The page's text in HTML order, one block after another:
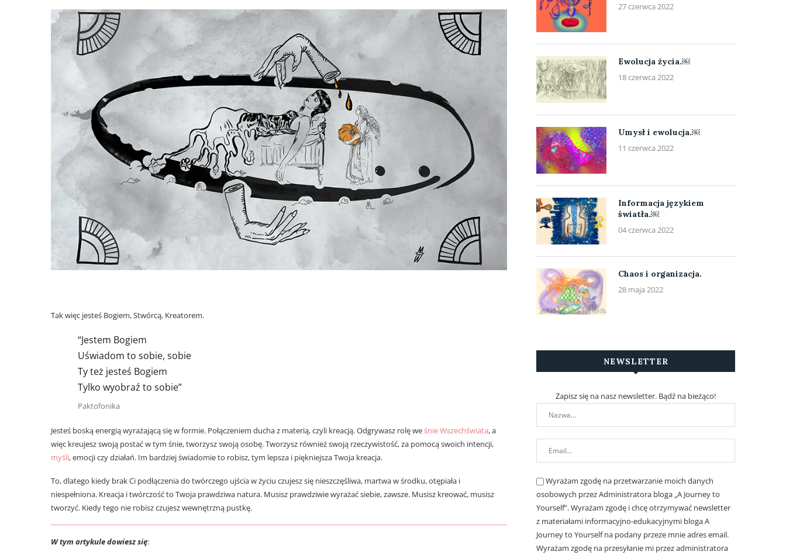
Tak więc jesteś Bogiem, Stwórcą, Kreatorem.
“Jestem Bogiem
Uświadom to sobie, sobie
Ty też jesteś Bogiem
Tylko wyobraź to sobie”
Paktofonika
Jesteś boską energią wyrażającą się w formie. Połączeniem ducha z materią, czyli kreacją. Odgrywasz rolę weśnie Wszechświata, a
więc kreujesz swoją postać w tym śnie, tworzysz swoją osobę. Tworzysz również swoją rzeczywistość, za pomocą swoich intencji,
myśli, emocji czy działań. Im bardziej świadomie to robisz, tym lepsza i piękniejsza Twoja kreacja.
To, dlatego kiedy brak Ci podłączenia do twórczego ujścia w życiu czujesz się nieszczęśliwa, martwa w środku, otępiała i
niespełniona. Kreacja i twórczość to Twoja prawdziwa natura. Musisz prawdziwie wyrażać siebie, zawsze. Musisz kreować, musisz
tworzyć. Kiedy tego nie robisz czujesz wewnętrzną pustkę.
W tym artykuledowiesz się:
27 czerwca 2022
Ewolucja życia.￼
18 czerwca 2022
Umysł i ewolucja.￼
11 czerwca 2022
Informacja językiem
światła.￼
04 czerwca 2022
Chaos i organizacja.
28 maja 2022
NEWSLETTER
Zapisz się na nasz newsletter. Bądź na bieżąco!
Wyrażam zgodę na przetwarzanie moich danych
osobowych przez Administratora bloga „A Journey to
Yourself”. Wyrażam zgodę i chcę otrzymywać newsletter
z materiałami informacyjno-edukacyjnymi bloga A
Journey to Yourself na podany przeze mnie adres email.
Wyrażam zgodę na przesyłanie mi przez administratora